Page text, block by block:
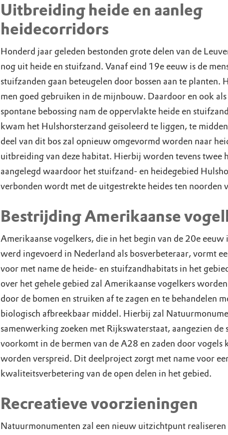
Uitbreiding heide en aanleg
heidecorridors
Honderd jaar geleden bestonden grote delen van de
nog uit heide en stuifzand. Vanaf eind 19e eeuw is de
stuifzanden gaan beteugelen door bossen aan te planten.
men goed gebruiken in de mijnbouw. Daardoor en ook
spontane bebossing nam de oppervlakte heide en
kwam het Hulshorsterzand geïsoleerd te liggen, te midden
deel van dit bos zal opnieuw omgevormd worden naar
uitbreiding van deze habitat. Hierbij worden tevens twee
aangelegd waardoor het stuifzand- en heidegebied
verbonden wordt met de uitgestrekte heides ten noorden
Bestrijding Amerikaanse
Amerikaanse vogelkers, die in het begin van de 20e eeuw
werd ingevoerd in Nederland als bosverbeteraar, vormt
voor met name de heide- en stuifzandhabitats in het
over het gehele gebied zal Amerikaanse vogelkers
door de bomen en struiken af te zagen en te behandelen
biologisch afbreekbaar middel. Hierbij zal
samenwerking zoeken met Rijkswaterstaat, aangezien de
voorkomt in de bermen van de A28 en zaden door vogels
worden verspreid. Dit deelproject zorgt met name voor
kwaliteitsverbetering van de open delen in het gebied.
Recreatieve voorzieningen
Natuurmonumenten zal een nieuw uitzichtpunt realiseren